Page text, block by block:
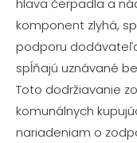
hlava čerpadla a
komponent zlyhá,
podporu
spĺňajú uznávané
Toto dodržiavanie
komunálnych
nariadeniam o